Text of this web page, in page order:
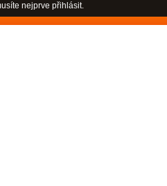
nejprve přihlásit.